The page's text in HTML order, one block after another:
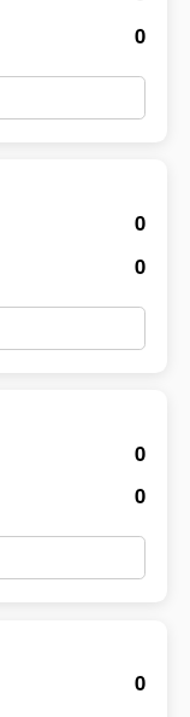
0
0
0
0
0
0